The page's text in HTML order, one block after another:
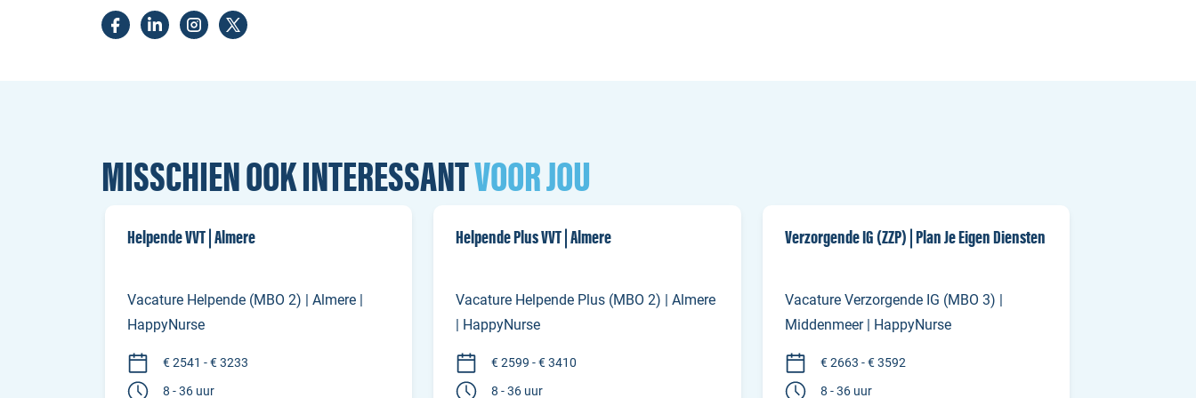
MISSCHIEN OOK INTERESSANTVOOR JOU
Helpende VVT | Almere
Vacature Helpende (MBO 2) | Almere |
HappyNurse
€ 2541 - € 3233
8 - 36 uur
Helpende Plus VVT | Almere
Vacature Helpende Plus (MBO 2) | Almere
| HappyNurse
€ 2599 - € 3410
8 - 36 uur
Verzorgende IG (ZZP) | Plan Je Eigen Diensten
Vacature Verzorgende IG (MBO 3) |
Middenmeer | HappyNurse
€ 2663 - € 3592
8 - 36 uur